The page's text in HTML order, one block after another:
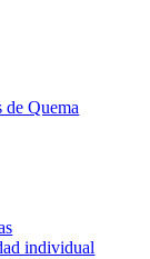
Quema
individual